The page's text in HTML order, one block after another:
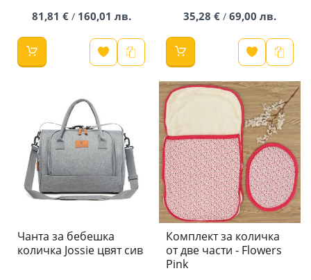
81,81 €/ 160,01 лв. 35,28 € / 69,00 лв.
Чанта за бебешка
количка Jossie цвят сив
Комплект за количка
от две части - Flowers
Pink